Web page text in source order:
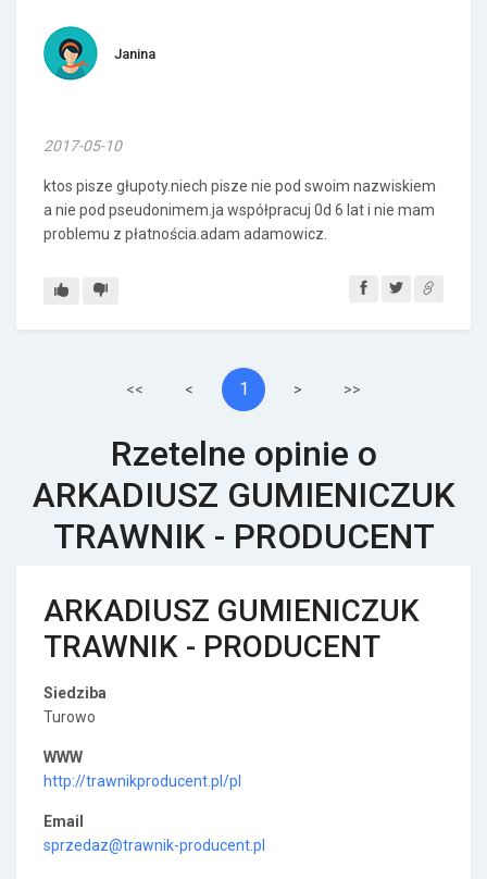
Janina
2017-05-10
ktos pisze głupoty.niech pisze nie pod swoim nazwiskiem
a nie pod pseudonimem.ja współpracuj 0d 6 lat i nie mam
problemu z płatnościa.adam adamowicz.
<< < 1 > >>
Rzetelne opinie o
ARKADIUSZ GUMIENICZUK
TRAWNIK - PRODUCENT
ARKADIUSZ GUMIENICZUK
TRAWNIK - PRODUCENT
Siedziba
Turowo
WWW
http://trawnikproducent.pl/pl
Email
sprzedaz@trawnik-producent.pl